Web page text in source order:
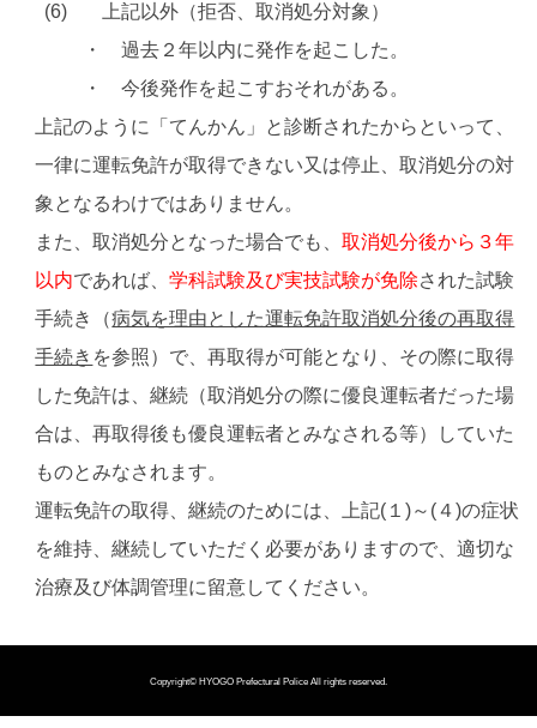
上記以外（拒否、取消処分対象）
・ 過去２年以内に発作を起こした。
・ 今後発作を起こすおそれがある。
上記のように「てんかん」と診断されたからといって、
一律に運転免許が取得できない又は停止、取消処分の対
象となるわけではありません。
また、取消処分となった場合でも、取消処分後から３年
以内であれば、学科試験及び実技試験が免除された試験
手続き（病気を理由とした運転免許取消処分後の再取得
手続き を参照）で、再取得が可能となり、その際に取得
した免許は、継続（取消処分の際に優良運転者だった場
合は、再取得後も優良運転者とみなされる等）していた
ものとみなされます。
運転免許の取得、継続のためには、上記(１)～(４)の症状
を維持、継続していただく必要がありますので、適切な
治療及び体調管理に留意してください。
Copyright© HYOGO Prefectural Police All rights reserved.